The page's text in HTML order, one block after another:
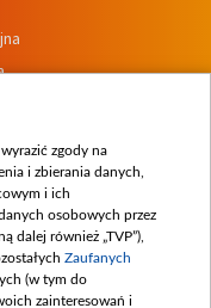
zgody na
i zbierania danych,
i ich
osobowych przez
dalej również „TVP”),
Zaufanych
(w tym do
zainteresowań i